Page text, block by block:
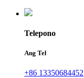
Telepono
Ang Tel
+86 13350684452